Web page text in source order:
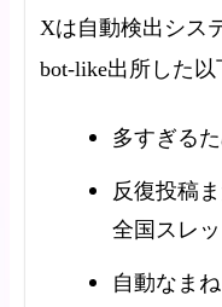
Xは自動検出シス
bot-like出所した
多すぎる
反復投稿
全国スレ
自動なま